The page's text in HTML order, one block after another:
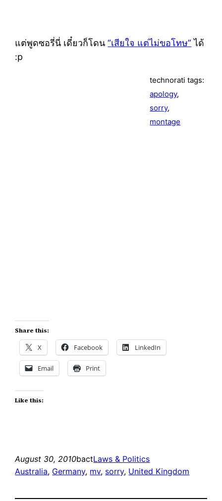
แต่พูดซอรี่นี่ เดี๋ยวก็โดน เสียใจ แต่ไม่ขอโทษ ได้
:p
technorati tags:
apology,
sorry,
montage
Share this:
X Facebook LinkedIn
Email Print
Like this:
August 30, 2010bactLaws & Politics
Australia, Germany, mv, sorry, United Kingdom